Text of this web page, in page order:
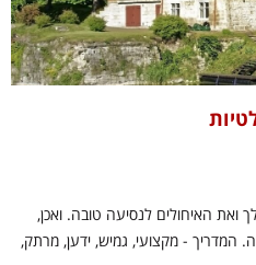
ואת האיחולים לנסיעה טובה. ואכן,
המדריך - מקצועי, גמיש, ידען, מרתק,